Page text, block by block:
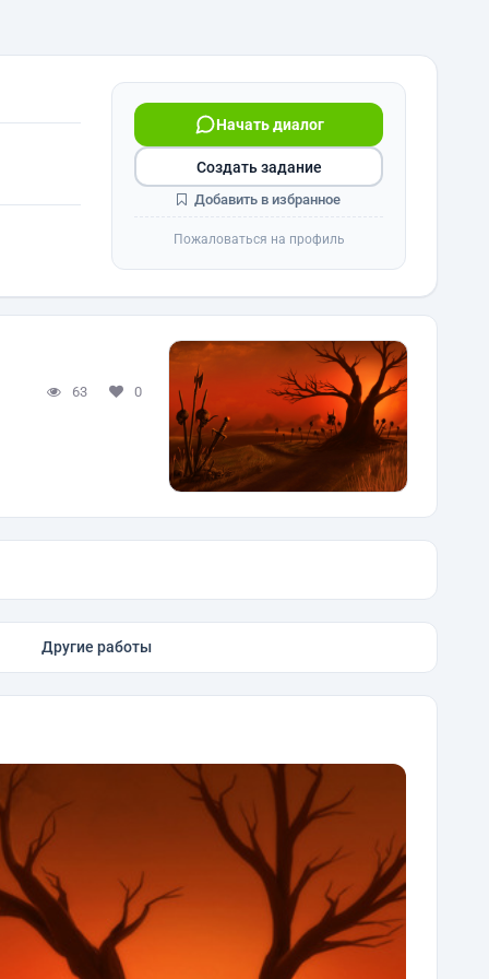
Начать диалог
Создать задание
Добавить в избранное
Пожаловаться на профиль
63 0
Другие работы